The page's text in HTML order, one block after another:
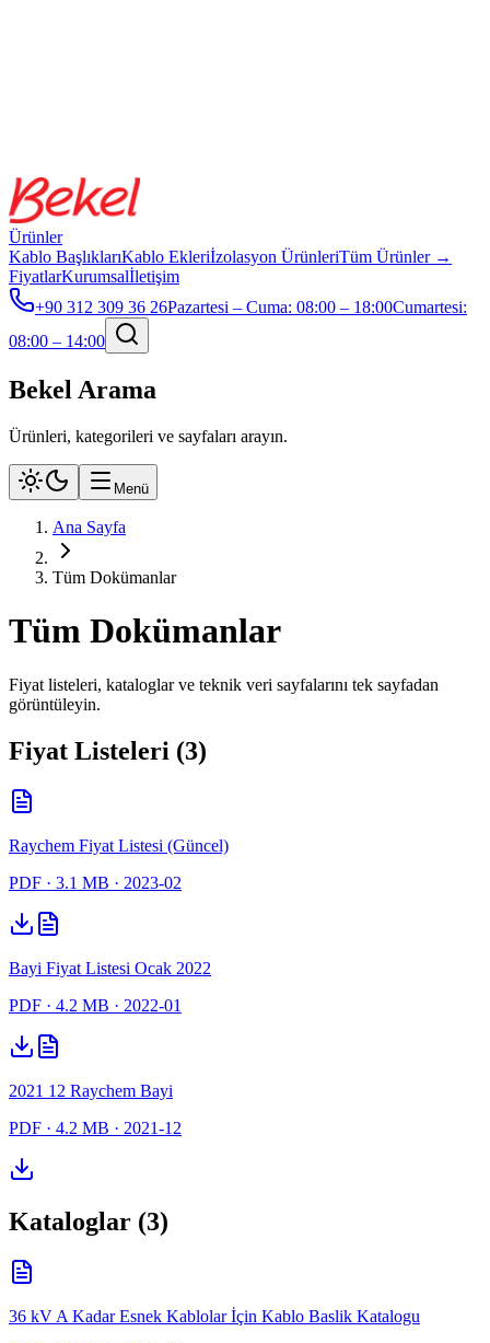
Ürünler
Kablo BaşlıklarıKablo Ekleriİzolasyon ÜrünleriTüm Ürünler →
FiyatlarKurumsalİletişim
+90 312 309 36 26Pazartesi – Cuma: 08:00 – 18:00Cumartesi:
08:00 – 14:00
Bekel Arama
Ürünleri, kategorileri ve sayfaları arayın.
Menü
Ana Sayfa
Tüm Dokümanlar
Tüm Dokümanlar
Fiyat listeleri, kataloglar ve teknik veri sayfalarını tek sayfadan
görüntüleyin.
Fiyat Listeleri (3)
Raychem Fiyat Listesi (Güncel)
PDF · 3.1 MB · 2023-02
Bayi Fiyat Listesi Ocak 2022
PDF · 4.2 MB · 2022-01
2021 12 Raychem Bayi
PDF · 4.2 MB · 2021-12
Kataloglar (3)
36 kV A Kadar Esnek Kablolar İçin Kablo Baslik Katalogu